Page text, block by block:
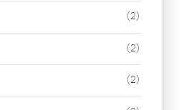
(2)
(2)
(2)